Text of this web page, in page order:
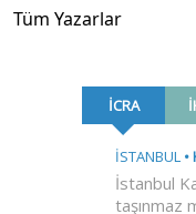
Tüm Yazarlar